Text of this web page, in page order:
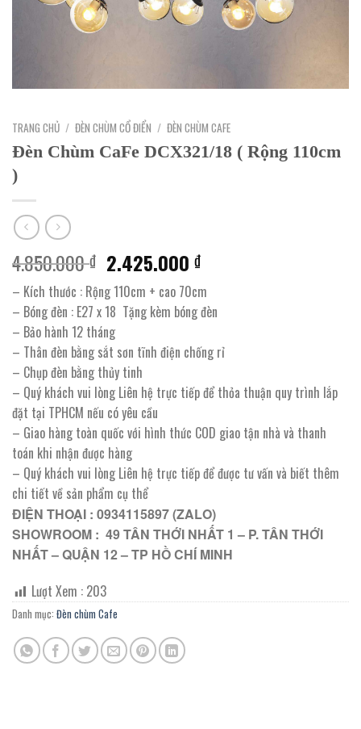
TRANG CHỦ / ĐÈN CHÙM CỔ ĐIỂN / ĐÈN CHÙM CAFE
Đèn Chùm CaFe DCX321/18 ( Rộng 110cm
)
4.850.000₫ Giá
gốc
là:
4.850.000 ₫.
2.425.000₫Giá
hiện
tại
là:
2.425.000 ₫.
– Kích thước : Rộng 110cm + cao 70cm
– Bóng đèn : E27 x 18 Tặng kèm bóng đèn
– Bảo hành 12 tháng
– Thân đèn bằng sắt sơn tĩnh điện chống rỉ
– Chụp đèn bằng thủy tinh
– Quý khách vui lòng Liên hệ trực tiếp để thỏa thuận quy trình lắp
đặt tại TPHCM nếu có yêu cầu
– Giao hàng toàn quốc với hình thức COD giao tận nhà và thanh
toán khi nhận được hàng
– Quý khách vui lòng Liên hệ trực tiếp để được tư vấn và biết thêm
chi tiết về sản phẩm cụ thể
ĐIỆN THOẠI : 0934115897 (ZALO)
SHOWROOM : 49 TÂN THỚI NHẤT 1 – P. TÂN THỚI
NHẤT – QUẬN 12 – TP HỒ CHÍ MINH
Lượt Xem : 203
Danh mục: Đèn chùm Cafe